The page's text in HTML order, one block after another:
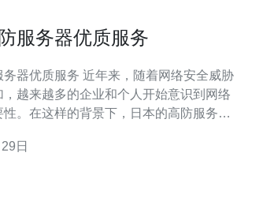
服务器优质服务
近年来，随着网络安全威胁
，越来越多的企业和个人开始意识到网络
性。在这样的背景下，日本的高防服务器
。 日